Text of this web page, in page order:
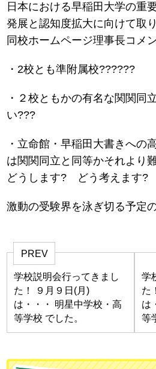
日本における早稲田大学の重
発展と認知度拡大に向けて取
同校ホームページ理事長コメ
・2校とも準附属校??????
・２校ともかの有名な関関同
い???
・立命館・早稲田大書きへの
は関関同立と同等かそれより
どうします? どう考えます?
激動の受験界を泳ぎ切る予定
PREV
学校説明会行ってきまし
た！ ９月９日(月)
は・・・ 明星中学校・高
等学校 でした。
学
た
は
等